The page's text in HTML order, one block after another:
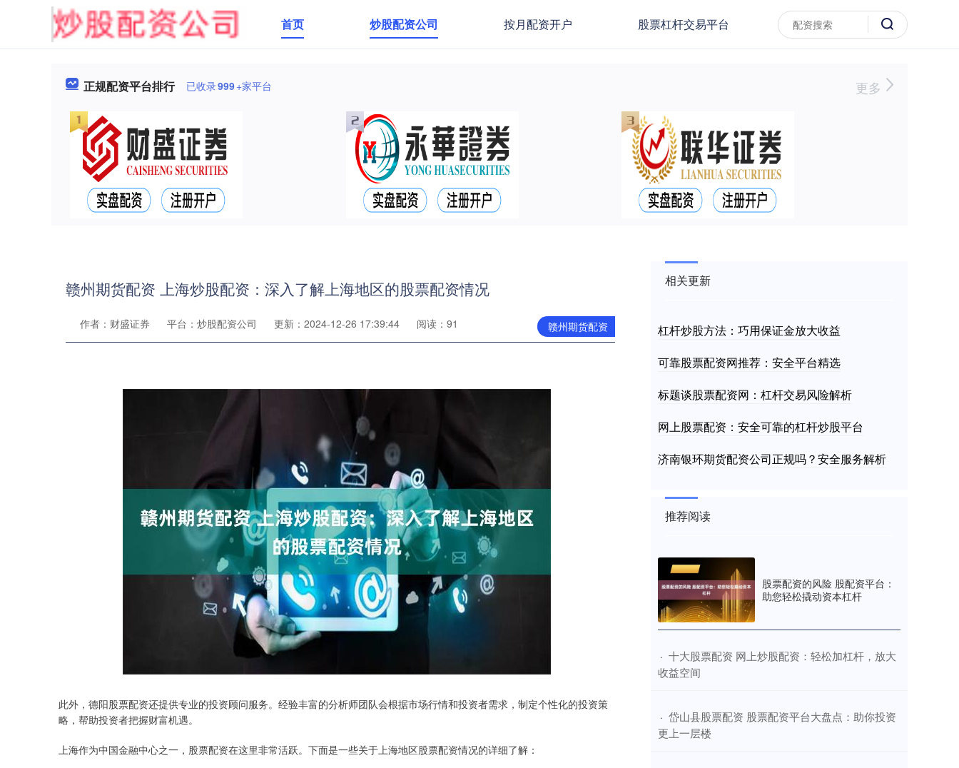
首页 炒股配资公司 按月配资开户 股票杠杆交易平台
正规配资平台排行 已收录999+家平台 更多
赣州期货配资 上海炒股配资：深入了解上海地区的股票配资情况
赣州期货配资
作者：财盛证券 平台：炒股配资公司 更新：2024-12-26 17:39:44 阅读：91
此外，德阳股票配资还提供专业的投资顾问服务。经验丰富的分析师团队会根据市场行情和投资者需求，制定个性化的投资策
略，帮助投资者把握财富机遇。
上海作为中国金融中心之一，股票配资在这里非常活跃。下面是一些关于上海地区股票配资情况的详细了解：
相关更新
杠杆炒股方法：巧用保证金放大收益
可靠股票配资网推荐：安全平台精选
标题谈股票配资网：杠杆交易风险解析
网上股票配资：安全可靠的杠杆炒股平台
济南银环期货配资公司正规吗？安全服务解析
推荐阅读
股票配资的风险 股配资平台：
助您轻松撬动资本杠杆
· ​十大股票配资 网上炒股配资：轻松加杠杆，放大
收益空间
· ​岱山县股票配资 股票配资平台大盘点：助你投资
更上一层楼